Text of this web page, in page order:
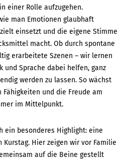
einer Rolle aufzugehen.
man Emotionen glaubhaft
einsetzt und die eigene Stimme
macht. Ob durch spontane
erarbeitete Szenen – wir lernen
und Sprache dabei helfen, ganz
werden zu lassen. So wächst
und die Freude am
im Mittelpunkt.
ein besonderes Highlight: eine
Kurstag. Hier zeigen wir vor Familie
auf die Beine gestellt